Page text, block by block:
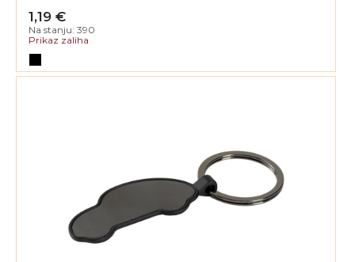
1,19 €
Na stanju: 390
Prikaz zaliha